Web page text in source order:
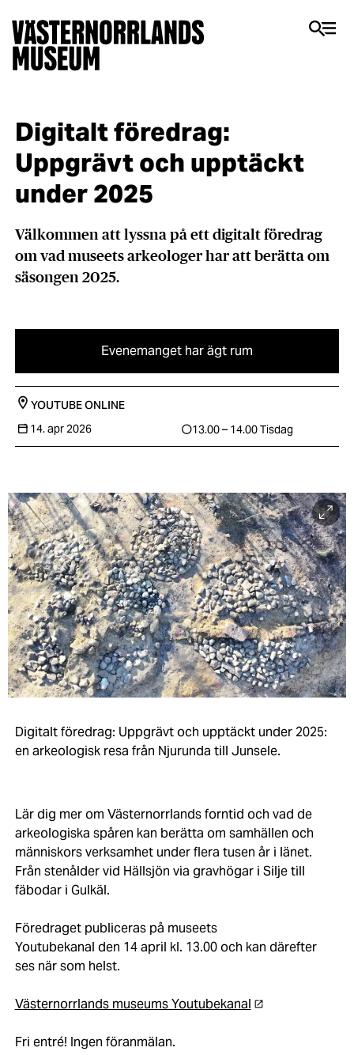
​​Digitalt föredrag:
Uppgrävt och upptäckt
under 2025​
Välkommen att lyssna på ett digitalt föredrag
om vad museets arkeologer har att berätta om
säsongen 2025.
Evenemanget har ägt rum
YOUTUBEONLINE
14. apr 2026
13.00 – 14.00Tisdag
Digitalt föredrag: Uppgrävt och upptäckt under 2025:
en arkeologisk resa från Njurunda till Junsele.
Lär dig mer om Västernorrlands forntid och vad de
arkeologiska spåren kan berätta om samhällen och
människors verksamhet under flera tusen år i länet.
Från stenålder vid Hällsjön via gravhögar i Silje till
fäbodar i Gulkäl.
Föredraget publiceras på museets
Youtubekanal den 14 april kl. 13.00 och kan därefter
ses när som helst.
Västernorrlands museums Youtubekanal
Fri entré! Ingen föranmälan.